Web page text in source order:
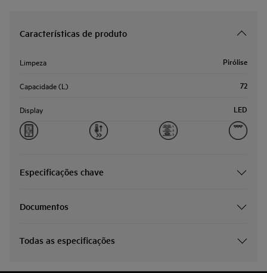
Características de produto
Limpeza Pirólise
Capacidade (L) 72
Display LED
Especificações chave
Documentos
Todas as especificações